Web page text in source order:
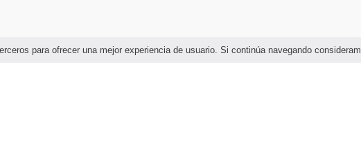
para ofrecer una mejor experiencia de usuario. Si continúa navegando